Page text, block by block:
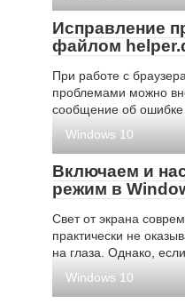
Исправление
файлом
При работе с
проблемами можно
сообщение об ошибке
Windows 10
Включаем и
режим в
Свет от экрана
практически не
на глаза. Однако, если
Windows 10